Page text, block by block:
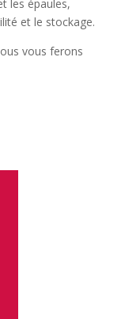
les épaules,
et le stockage.
vous ferons